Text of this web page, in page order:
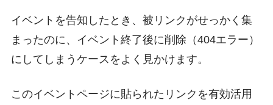
イベントを告知したとき、被リンクがせっかく集
まったのに、イベント終了後に削除（404エラー）
にしてしまうケースをよく見かけます。
このイベントページに貼られたリンクを有効活用